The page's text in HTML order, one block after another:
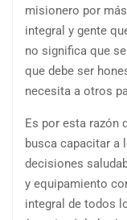
misionero por
integral y gente
no significa que
que debe ser
necesita a otros
Es por esta razón
busca capacitar a
decisiones
y equipamiento
integral de todos